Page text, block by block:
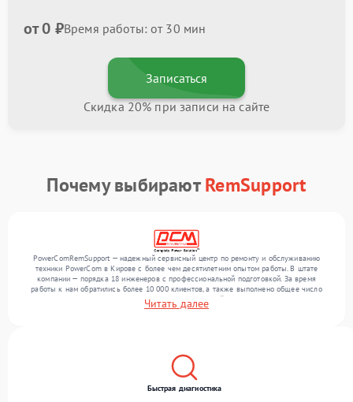
от 0 ₽Время работы: от 30 мин
Записаться
Скидка 20% при записи на сайте
Почему выбираютRemSupport
PowerComRemSupport — надежный сервисный центр по ремонту и обслуживанию
техники PowerCom в Кирове с более чем десятилетним опытом работы. В штате
компании — порядка 18 инженеров с профессиональной подготовкой. За время
работы к нам обратились более 10 000 клиентов, а также выполнено общее число
ремонтов превысило 12 000. Ежемесячно в сервисный центр поступает более 300
устройств, включая , , . Мы работаем с широким спектром неисправностей и
Читать далее
Быстрая диагностика